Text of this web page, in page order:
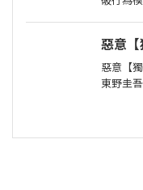
Vignola
期：
介＞ 無法
惡意【
惡意【
東野圭